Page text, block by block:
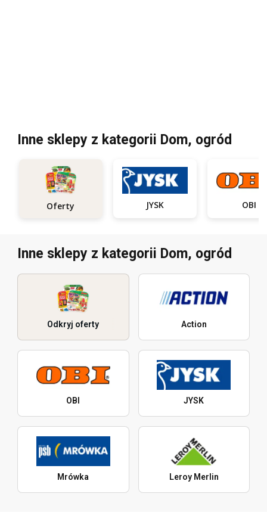
Inne sklepy z kategorii Dom, ogród
Oferty JYSK OBI
Inne sklepy z kategorii Dom, ogród
Odkryj oferty Action
OBI JYSK
Mrówka Leroy Merlin